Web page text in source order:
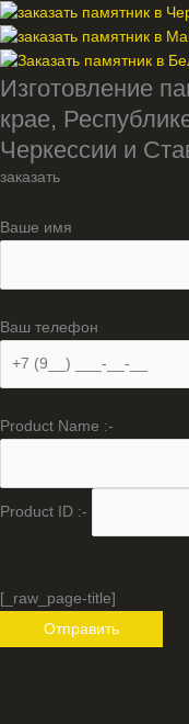
Изготовление
крае,
Черкессии и
заказать
Ваше имя
Ваш телефон
Product Name :-
Product ID :-
[_raw_page-title]